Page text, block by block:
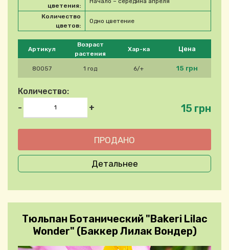
Please select product
Артикул
Возраст
растения
Хар-ка Цена
80057 1 год 6/+ 15 грн
Количество:
-
+ 15 грн
цветения:
Количество
цветов:
Одно цветение
Детальнее
Тюльпан Ботанический "Bakeri Lilac
Wonder" (Баккер Лилак Вондер)